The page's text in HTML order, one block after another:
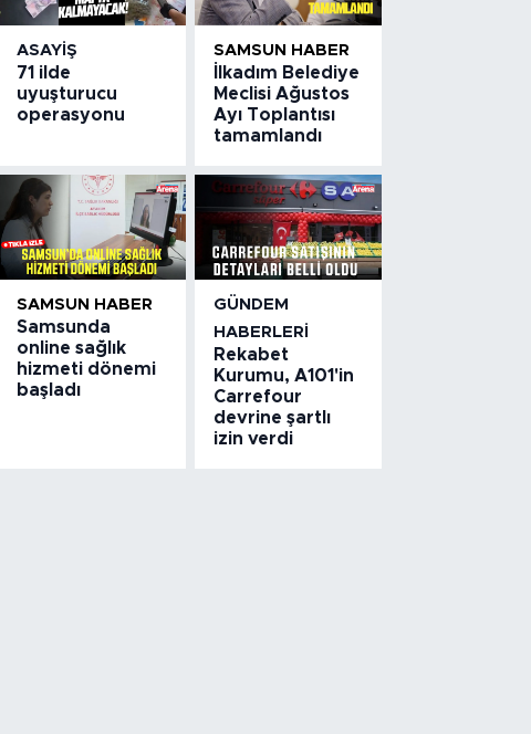
ASAYIŞ
71 ilde
uyuşturucu
operasyonu
SAMSUN HABER
İlkadım Belediye
Meclisi Ağustos
Ayı Toplantısı
tamamlandı
SAMSUN HABER
Samsunda
online sağlık
hizmeti dönemi
başladı
GÜNDEM
HABERLERI
Rekabet
Kurumu, A101'in
Carrefour
devrine şartlı
izin verdi